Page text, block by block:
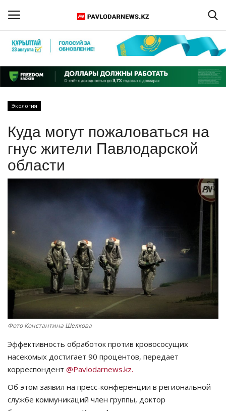
Регистрация
Главная
ПАВЛОДАРСКАЯ ОБЛАСТЬ
КАЗАХСТАН
Чек-лист
РАЗВЛЕЧЕНИЯ
OFFICIAL
Курултай
Язык
Қазақша Русский
Экология
Куда могут пожаловаться на
гнус жители Павлодарской
области
Фото Константина Шелкова
Эффективность обработок против кровососущих
насекомых достигает 90 процентов, передает
корреспондент @Pavlodarnews.kz.
Об этом заявил на пресс-конференции в региональной
службе коммуникаций член группы, доктор